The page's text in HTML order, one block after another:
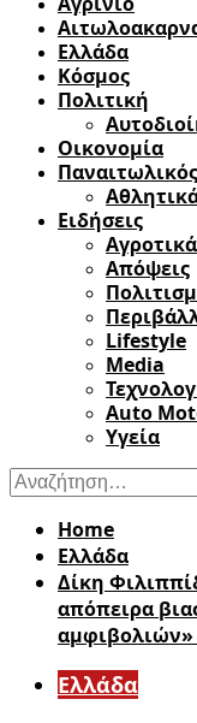
Ελλάδα
Κόσμος
Πολιτική
Οικονομία
Παναιτωλικός
Ειδήσεις
Αγροτικά
Απόψεις
Lifestyle
Media
Auto
Υγεία
Αναζήτηση
για:
Home
Ελλάδα
Δίκη
απόπειρα
αμφιβολιών»
Ελλάδα